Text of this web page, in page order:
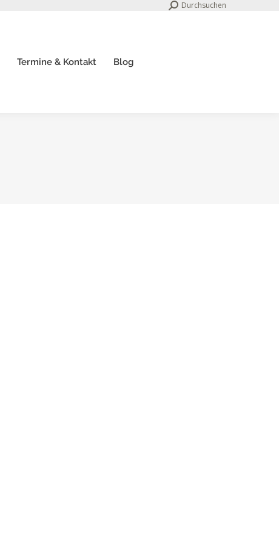
Search:Durchsuchen
Termine & Kontakt Blog